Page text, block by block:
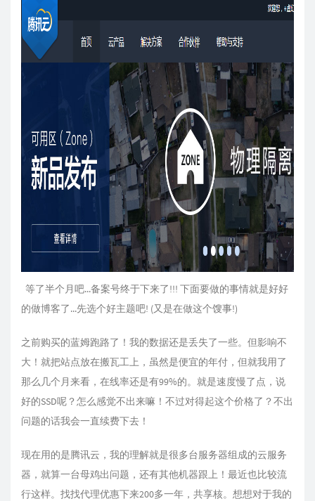
等了半个月吧...备案号终于下来了!!! 下面要做的事情就是好好
的做博客了...先选个好主题吧! (又是在做这个馊事!)
之前购买的蓝姆跑路了！我的数据还是丢失了一些。但影响不
大！就把站点放在搬瓦工上，虽然是便宜的年付，但就我用了
那么几个月来看，在线率还是有99%的。就是速度慢了点，说
好的SSD呢？怎么感觉不出来嘛！不过对得起这个价格了？不出
问题的话我会一直续费下去！
现在用的是腾讯云，我的理解就是很多台服务器组成的云服务
器，就算一台母鸡出问题，还有其他机器跟上！最近也比较流
行这样。找找代理优惠下来200多一年，共享核。想想对于我的